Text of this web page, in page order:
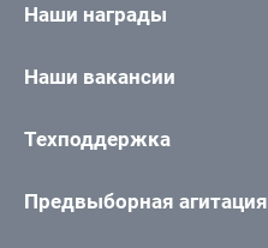
Наши награды
Наши вакансии
Техподдержка
Предвыборная агитация